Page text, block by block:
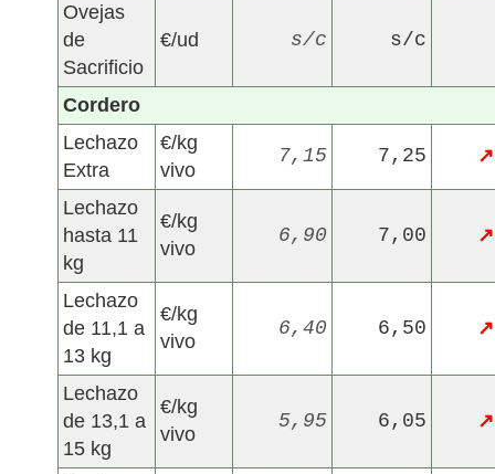
Ovejas
de
Sacrificio
€/ud s/c s/c
Cordero
Lechazo
Extra
€/kg
vivo
7,15 7,25 ↗
Lechazo
hasta 11
kg
€/kg
vivo
6,90 7,00 ↗
Lechazo
de 11,1 a
13 kg
€/kg
vivo
6,40 6,50 ↗
Lechazo
de 13,1 a
15 kg
€/kg
vivo
5,95 6,05 ↗